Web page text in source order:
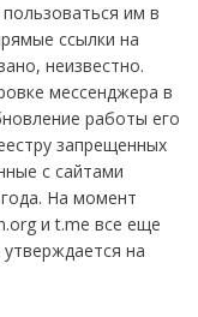
им в
ссылки на
неизвестно.
мессенджера в
работы его
запрещенных
с сайтами
На момент
и t.me все еще
на